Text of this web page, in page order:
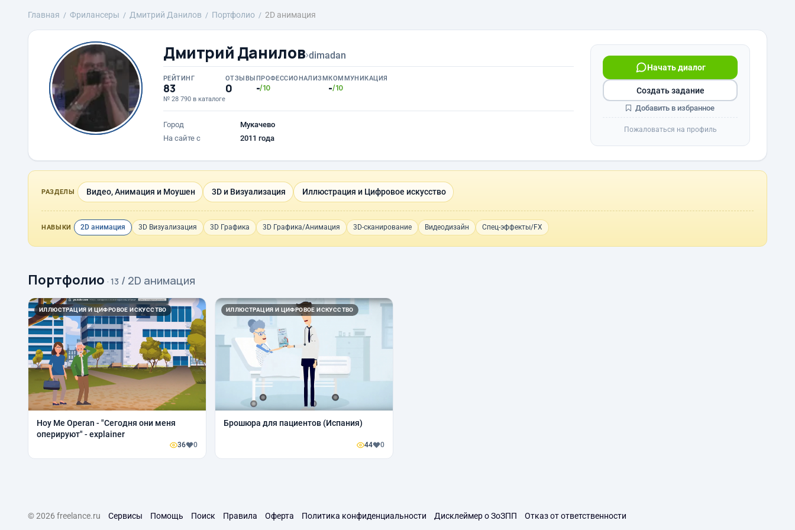
Главная Фрилансеры Дмитрий Данилов Портфолио 2D анимация
Дмитрий Данилов›dimadan
РЕЙТИНГ
83
№ 28 790 в каталоге
ОТЗЫВЫ
0
ПРОФЕССИОНАЛИЗМ
-/10
КОММУНИКАЦИЯ
-/10
Город
Мукачево
На сайте с
2011 года
Начать диалог
Создать задание
Добавить в избранное
Пожаловаться на профиль
РАЗДЕЛЫ Видео, Анимация и Моушен 3D и Визуализация Иллюстрация и Цифровое искусство
НАВЫКИ 2D анимация 3D Визуализация 3D Графика 3D Графика/Анимация 3D-сканирование Видеодизайн Спец-эффекты/FX
Портфолио · 13 / 2D анимация
ИЛЛЮСТРАЦИЯ И ЦИФРОВОЕ ИСКУССТВО
Hoy Me Operan - "Сегодня они меня
оперируют" - explainer
36 0
ИЛЛЮСТРАЦИЯ И ЦИФРОВОЕ ИСКУССТВО
Брошюра для пациентов (Испания)
44 0
© 2026 freelance.ru Сервисы Помощь Поиск Правила Оферта Политика конфиденциальности Дисклеймер о ЗоЗПП Отказ от ответственности